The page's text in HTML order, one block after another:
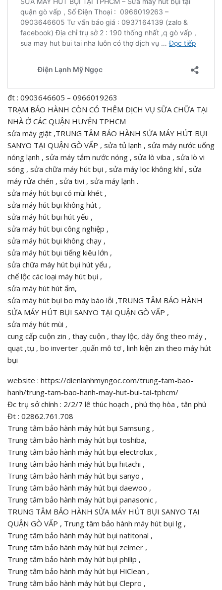
đt : 0903646605 – 0966019263
TRẠM BẢO HÀNH CÒN CÓ THÊM DỊCH VỤ SỮA CHỮA TẠI
NHÀ Ở CÁC QUẬN HUYỆN TPHCM
sửa máy giặt ,TRUNG TÂM BẢO HÀNH SỬA MÁY HÚT BỤI
SANYO TẠI QUẬN GÒ VẤP , sửa tủ lạnh , sửa máy nước uống
nóng lạnh , sửa máy tắm nước nóng , sửa lò viba , sửa lò vi
sóng , sửa chữa máy hút bụi , sửa máy lọc không khí , sửa
máy rửa chén , sửa tivi , sửa máy lạnh .
sửa máy hút bụi có mùi khét ,
sửa máy hút bụi không hút ,
sửa máy hút bụi hút yếu ,
sửa máy hút bụi công nghiệp ,
sửa máy hút bụi không chạy ,
sửa máy hút bụi tiếng kiêu lớn ,
sửa chữa máy hút bụi hút yếu ,
chế lộc các loại máy hút bụi ,
sửa máy hút hút ẩm,
sửa máy hút bụi bo máy báo lỗi ,TRUNG TÂM BẢO HÀNH
SỬA MÁY HÚT BỤI SANYO TẠI QUẬN GÒ VẤP ,
sửa máy hút mùi ,
cung cấp cuộn zin , thay cuộn , thay lộc, dây ống theo máy ,
quạt ,tụ , bo inverter ,quấn mô tơ , linh kiện zin theo máy hút
bụi
website : https://dienlanhmyngoc.com/trung-tam-bao-
hanh/trung-tam-bao-hanh-may-hut-bui-tai-tphcm/
Đc trụ sở chính : 2/2/7 lê thúc hoạch , phú thọ hòa , tân phú
Đt : 02862.761.708
Trung tâm bảo hành máy hút bụi Samsung ,
Trung tâm bảo hành máy hút bụi toshiba,
Trung tâm bảo hành máy hút bụi electrolux ,
Trung tâm bảo hành máy hút bụi hitachi ,
Trung tâm bảo hành máy hút bụi sanyo ,
Trung tâm bảo hành máy hút bụi daewoo ,
Trung tâm bảo hành máy hút bụi panasonic ,
TRUNG TÂM BẢO HÀNH SỬA MÁY HÚT BỤI SANYO TẠI
QUẬN GÒ VẤP , Trung tâm bảo hành máy hút bụi lg ,
Trung tâm bảo hành máy hút bụi natitonal ,
Trung tâm bảo hành máy hút bụi zelmer ,
Trung tâm bảo hành máy hút bụi philip ,
Trung tâm bảo hành máy hút bụi HiClean ,
Trung tâm bảo hành máy hút bụi Clepro ,